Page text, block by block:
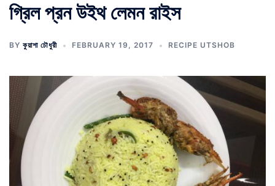
গ্রিল প্রন উইথ লেমন রাইস
BY কুয়াশা চৌধুরী FEBRUARY 19, 2017 RECIPE UTSHOB